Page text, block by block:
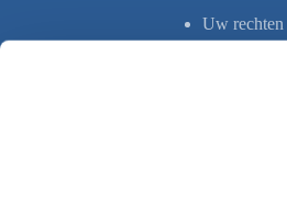
Uw rechten